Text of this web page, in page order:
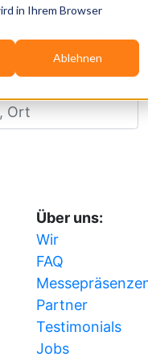
in Ihrem Browser
Ablehnen
Services Blog
Über uns:
Wir
FAQ
Partner
Testimonials
Jobs